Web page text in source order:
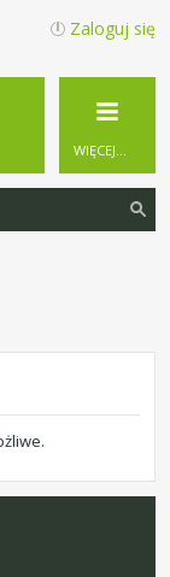
Zaloguj się
WIĘCEJ…